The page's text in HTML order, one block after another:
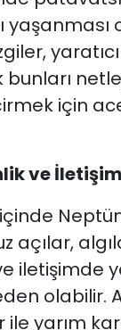
için
ve İletişim
açılar,
iletişimde
olabilir.
yarım